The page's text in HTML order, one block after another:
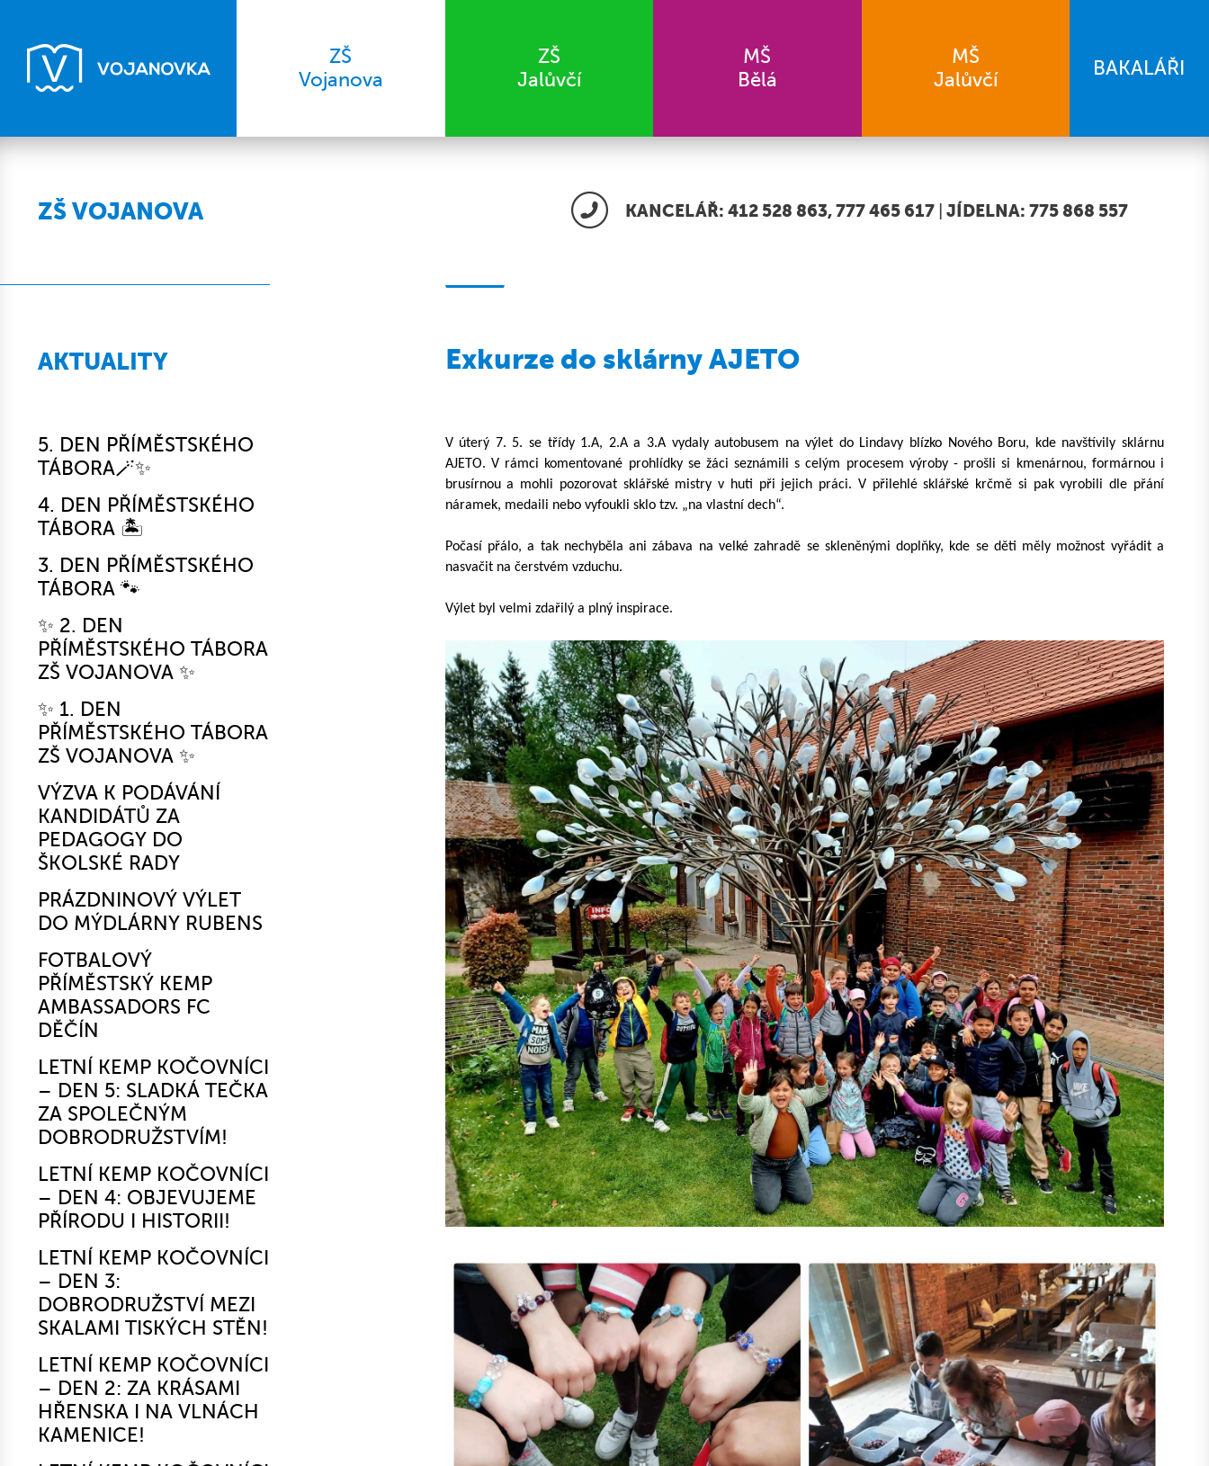
ZŠ
Vojanova
ZŠ
Jalůvčí
MŠ
Bělá
MŠ
Jalůvčí
BAKALÁŘI
ZŠ VOJANOVA
AKTUALITY
5. DEN PŘÍMĚSTSKÉHO
TÁBORA🪄✨
4. DEN PŘÍMĚSTSKÉHO
TÁBORA 🏝️
3. DEN PŘÍMĚSTSKÉHO
TÁBORA 🐾
✨ 2. DEN
PŘÍMĚSTSKÉHO TÁBORA
ZŠ VOJANOVA ✨
✨ 1. DEN
PŘÍMĚSTSKÉHO TÁBORA
ZŠ VOJANOVA ✨
VÝZVA K PODÁVÁNÍ
KANDIDÁTŮ ZA
PEDAGOGY DO
ŠKOLSKÉ RADY
PRÁZDNINOVÝ VÝLET
DO MÝDLÁRNY RUBENS
FOTBALOVÝ
PŘÍMĚSTSKÝ KEMP
AMBASSADORS FC
DĚČÍN
LETNÍ KEMP KOČOVNÍCI
– DEN 5: SLADKÁ TEČKA
ZA SPOLEČNÝM
DOBRODRUŽSTVÍM!
LETNÍ KEMP KOČOVNÍCI
– DEN 4: OBJEVUJEME
PŘÍRODU I HISTORII!
LETNÍ KEMP KOČOVNÍCI
– DEN 3:
DOBRODRUŽSTVÍ MEZI
SKALAMI TISKÝCH STĚN!
LETNÍ KEMP KOČOVNÍCI
– DEN 2: ZA KRÁSAMI
HŘENSKA I NA VLNÁCH
KAMENICE!
KANCELÁŘ: 412 528 863, 777 465 617 JÍDELNA: 775 868 557
Exkurze do sklárny AJETO
V úterý 7. 5. se třídy 1.A, 2.A a 3.A vydaly autobusem na výlet do Lindavy blízko Nového Boru, kde navštívily sklárnu
AJETO. V rámci komentované prohlídky se žáci seznámili s celým procesem výroby - prošli si kmenárnou, formárnou i
brusírnou a mohli pozorovat sklářské mistry v huti při jejich práci. V přilehlé sklářské krčmě si pak vyrobili dle přání
náramek, medaili nebo vyfoukli sklo tzv. „na vlastní dech“.
Počasí přálo, a tak nechyběla ani zábava na velké zahradě se skleněnými doplňky, kde se děti měly možnost vyřádit a
nasvačit na čerstvém vzduchu.
Výlet byl velmi zdařilý a plný inspirace.